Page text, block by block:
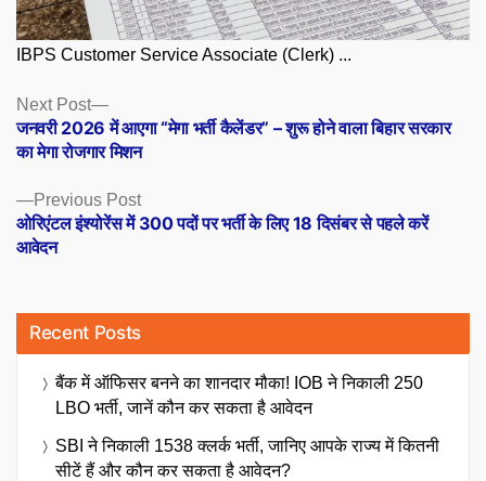
IBPS Customer Service Associate (Clerk) ...
Posts
navigation
Previous PostPrevious
post:
ओरिएंटल इंश्योरेंस में 300 पदों पर भर्ती के लिए 18 दिसंबर से पहले करें
आवेदन
Next Post
Next
post:
जनवरी 2026 में आएगा “मेगा भर्ती कैलेंडर” – शुरू होने वाला बिहार सरकार
का मेगा रोजगार मिशन
Recent Posts
बैंक में ऑफिसर बनने का शानदार मौका! IOB ने निकाली 250
LBO भर्ती, जानें कौन कर सकता है आवेदन
SBI ने निकाली 1538 क्लर्क भर्ती, जानिए आपके राज्य में कितनी
सीटें हैं और कौन कर सकता है आवेदन?